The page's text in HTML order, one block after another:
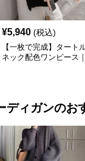
¥5,940 (税込)
【一枚で完成】タート
ネック配色ワンピース｜
ディガンのお